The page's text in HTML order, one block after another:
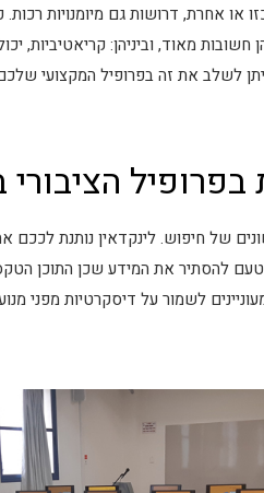
חשובות מאוד, וביניהן: קריאטיביות,
לשלב את זה בפרופיל המקצועי
הציבורי
של חיפוש. לינקדאין נותנת לככם
להסתיר את המידע שכן התוכן
לשמור על דיסקרטיות מפני